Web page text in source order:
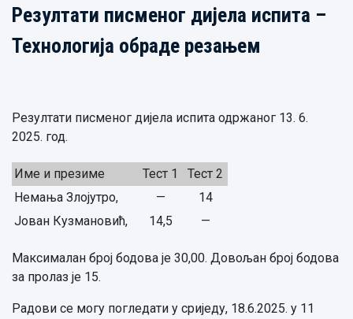
Резултати писменог дијела испита –
Технологија обраде резањем
Резултати писменог дијела испита одржаног 13. 6.
2025. год.
Име и презиме Тест 1
Тест 2
Немања Злојутро,
—
14
Јован Кузмановић,
14,5 —
Максималан број бодова је 30,00. Довољан број бодова
за пролаз је 15.
Радови се могу погледати у сриједу, 18.6.2025. у 11